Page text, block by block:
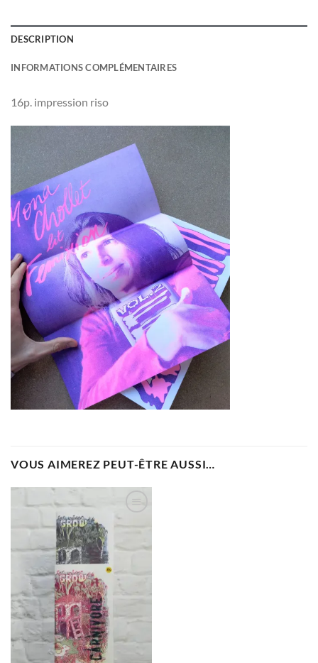
DESCRIPTION
INFORMATIONS COMPLÉMENTAIRES
16p. impression riso
VOUS AIMEREZ PEUT-ÊTRE AUSSI…
Ajouter